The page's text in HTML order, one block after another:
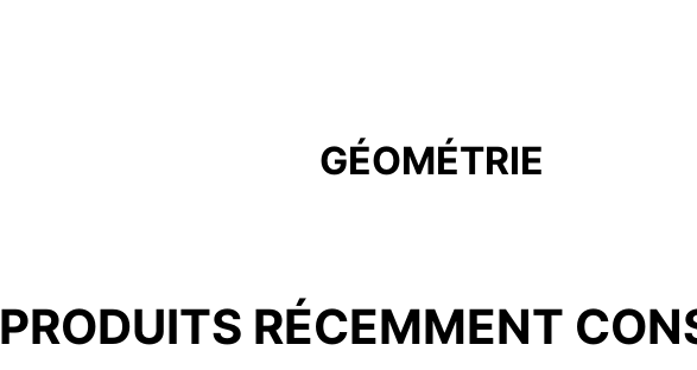
GÉOMÉTRIE
PRODUITS RÉCEMMENT